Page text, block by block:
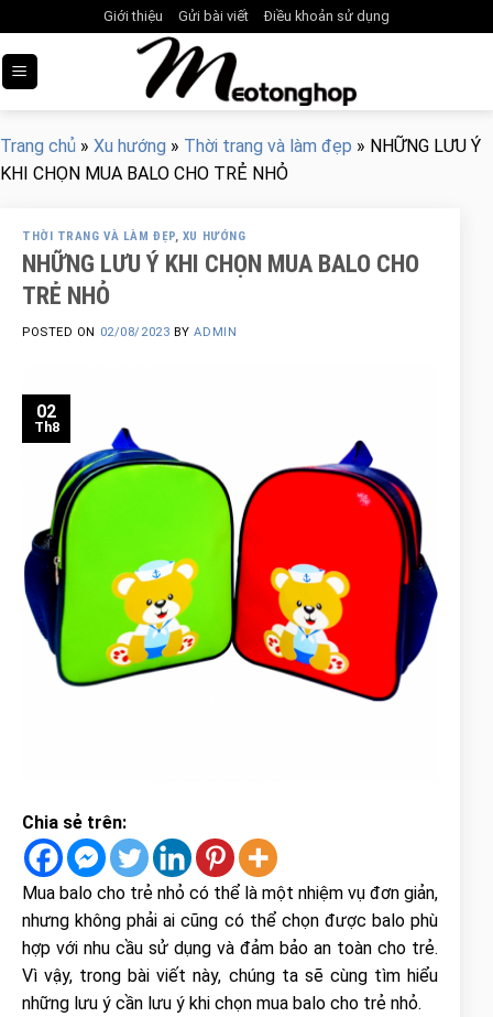
to
content
Giới thiệu Gửi bài viết Điều khoản sử dụng
Trang chủ » Xu hướng » Thời trang và làm đẹp » NHỮNG LƯU Ý
KHI CHỌN MUA BALO CHO TRẺ NHỎ
THỜI TRANG VÀ LÀM ĐẸP, XU HƯỚNG
NHỮNG LƯU Ý KHI CHỌN MUA BALO CHO
TRẺ NHỎ
POSTED ON 02/08/2023 BYADMIN
02
Th8
Chia sẻ trên:
Mua balo cho trẻ nhỏ có thể là một nhiệm vụ đơn giản,
nhưng không phải ai cũng có thể chọn được balo phù
hợp với nhu cầu sử dụng và đảm bảo an toàn cho trẻ.
Vì vậy, trong bài viết này, chúng ta sẽ cùng tìm hiểu
những lưu ý cần lưu ý khi chọn mua balo cho trẻ nhỏ.